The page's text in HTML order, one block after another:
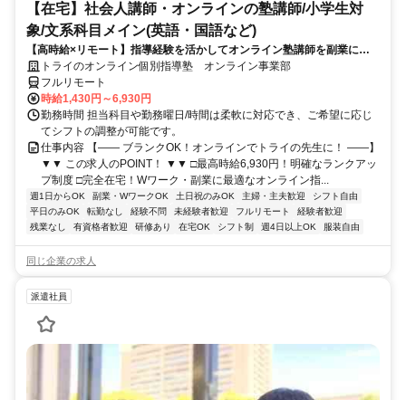
【在宅】社会人講師・オンラインの塾講師/小学生対
象/文系科目メイン(英語・国語など)
【高時給×リモート】指導経験を活かしてオンライン塾講師を副業に！
週1～OK！
トライのオンライン個別指導塾 オンライン事業部
フルリモート
時給1,430円～6,930円
勤務時間 担当科目や勤務曜日/時間は柔軟に対応でき、ご希望に応じ
てシフトの調整が可能です。
仕事内容 【―― ブランクOK！オンラインでトライの先生に！ ――】
▼▼ この求人のPOINT！ ▼▼ □最高時給6,930円！明確なランクアッ
プ制度 □完全在宅！Wワーク・副業に最適なオンライン指...
週1日からOK 副業・WワークOK 土日祝のみOK 主婦・主夫歓迎
シフト自由
平日のみOK
転勤なし 経験不問 未経験者歓迎 フルリモート
経験者歓迎
残業なし
有資格者歓迎 研修あり 在宅OK シフト制 週4日以上OK 服装自由
同じ企業の求人
派遣社員